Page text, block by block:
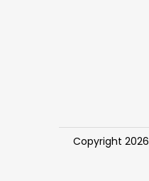
Copyright 2026